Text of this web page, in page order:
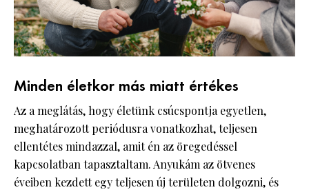
Minden életkor más miatt értékes
Az a meglátás, hogy életünk csúcspontja egyetlen,
meghatározott periódusra vonatkozhat, teljesen
ellentétes mindazzal, amit én az öregedéssel
kapcsolatban tapasztaltam. Anyukám az ötvenes
éveiben kezdett egy teljesen új területen dolgozni, és